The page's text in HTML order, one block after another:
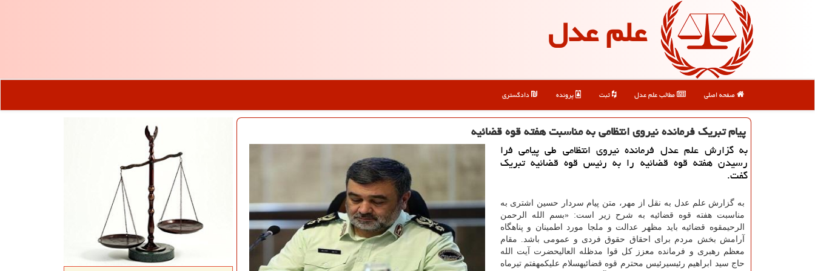
علم عدل
صفحه اصلی مطالب علم عدل ثبت پرونده دادگستری
پیام تبریك فرمانده نیروی انتظامی به مناسبت هفته قوه قضائیه
به گزارش علم عدل فرمانده نیروی انتظامی طی پیامی فرا
رسیدن هفته قوه قضائیه را به رئیس قوه قضائیه تبریك
گفت.
به گزارش علم عدل به نقل از مهر، متن پیام سردار حسین اشتری به
مناسبت هفته قوه قضائیه به شرح زیر است: «بسم الله الرحمن
الرحیمقوه قضائیه باید مظهر عدالت و ملجا مورد اطمینان و پناهگاه
آرامش بخش مردم برای احقاق حقوق فردی و عمومی باشد. مقام
معظم رهبری و فرمانده معزز کل قوا مدظله العالیحضرت آیت الله
حاج سید ابراهیم رئیسیرئیس محترم قوه قضائیهسلام علیکمهفتم تیرماه